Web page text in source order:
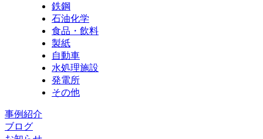
鉄鋼
石油化学
食品・飲料
製紙
自動車
水処理施設
発電所
その他
事例紹介
ブログ